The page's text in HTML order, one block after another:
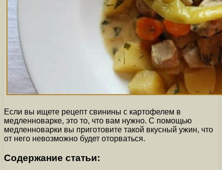
Если вы ищете рецепт свинины с картофелем в
медленноварке, это то, что вам нужно. С помощью
медленноварки вы приготовите такой вкусный ужин, что
от него невозможно будет оторваться.
Содержание статьи: